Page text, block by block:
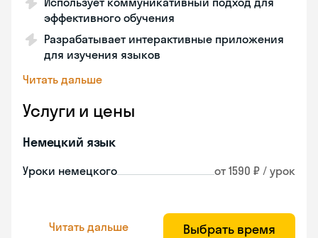
эффективного обучения
Разрабатывает интерактивные приложения
для изучения языков
Читать дальше
Услуги и цены
Немецкий язык
Уроки немецкого от 1590 ₽ / урок
Читать дальше Выбрать время